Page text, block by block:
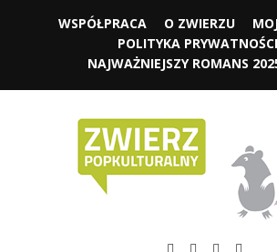
WSPÓŁPRACA O ZWIERZU
POLITYKA PRYWATNOŚCI
NAJWAŻNIEJSZY ROMANS